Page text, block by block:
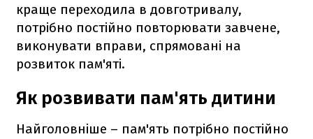
краще переходила в довготривалу,
потрібно постійно повторювати завчене,
виконувати вправи, спрямовані на
розвиток пам'яті.
Як розвивати пам'ять дитини
Найголовніше – пам'ять потрібно постійно